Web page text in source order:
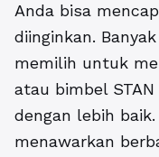
Anda bisa
diinginkan.
memilih untuk
atau bimbel
dengan lebih
menawarkan